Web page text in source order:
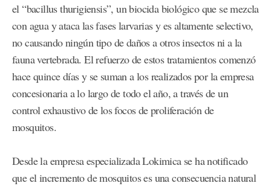
el “bacillus thurigiensis”, un biocida biológico que se mezcla
con agua y ataca las fases larvarias y es altamente selectivo,
no causando ningún tipo de daños a otros insectos ni a la
fauna vertebrada. El refuerzo de estos tratamientos comenzó
hace quince días y se suman a los realizados por la empresa
concesionaria a lo largo de todo el año, a través de un
control exhaustivo de los focos de proliferación de
mosquitos.
Desde la empresa especializada Lokimica se ha notificado
que el incremento de mosquitos es una consecuencia natural